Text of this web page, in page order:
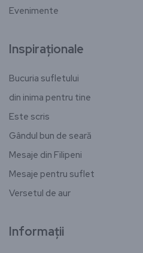
Evenimente
Inspiraționale
Bucuria sufletului
din inima pentru tine
Este scris
Gândul bun de seară
Mesaje din Filipeni
Mesaje pentru suflet
Versetul de aur
Informații